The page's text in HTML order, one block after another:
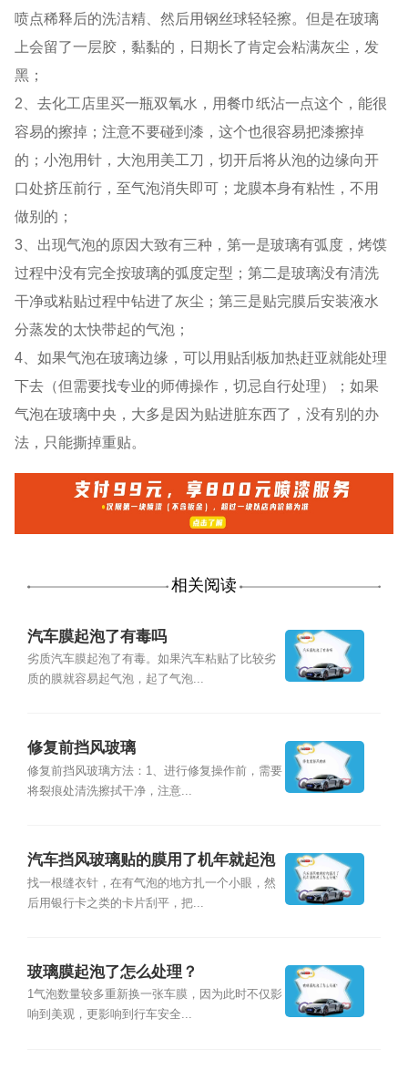
喷点稀释后的洗洁精、然后用钢丝球轻轻擦。但是在玻璃
上会留了一层胶，黏黏的，日期长了肯定会粘满灰尘，发
黑；
2、去化工店里买一瓶双氧水，用餐巾纸沾一点这个，能很
容易的擦掉；注意不要碰到漆，这个也很容易把漆擦掉
的；小泡用针，大泡用美工刀，切开后将从泡的边缘向开
口处挤压前行，至气泡消失即可；龙膜本身有粘性，不用
做别的；
3、出现气泡的原因大致有三种，第一是玻璃有弧度，烤馍
过程中没有完全按玻璃的弧度定型；第二是玻璃没有清洗
干净或粘贴过程中钻进了灰尘；第三是贴完膜后安装液水
分蒸发的太快带起的气泡；
4、如果气泡在玻璃边缘，可以用贴刮板加热赶亚就能处理
下去（但需要找专业的师傅操作，切忌自行处理）；如果
气泡在玻璃中央，大多是因为贴进脏东西了，没有别的办
法，只能撕掉重贴。
相关阅读
汽车膜起泡了有毒吗
劣质汽车膜起泡了有毒。如果汽车粘贴了比较劣
质的膜就容易起气泡，起了气泡...
修复前挡风玻璃
修复前挡风玻璃方法：1、进行修复操作前，需要
将裂痕处清洗擦拭干净，注意...
汽车挡风玻璃贴的膜用了机年就起泡
了怎么处理？
找一根缝衣针，在有气泡的地方扎一个小眼，然
后用银行卡之类的卡片刮平，把...
玻璃膜起泡了怎么处理？
1气泡数量较多重新换一张车膜，因为此时不仅影
响到美观，更影响到行车安全...